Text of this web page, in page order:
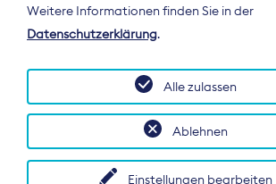
Zeitungsverleger (BDZV) vertritt als
Spitzenorganisation die Interessen der
Deutschland und auf EU-Ebene.
Weitere Informationen finden Sie in der
Datenschutzerklärung.
Einstellungen bearbeiten
Ablehnen
Alle zulassen